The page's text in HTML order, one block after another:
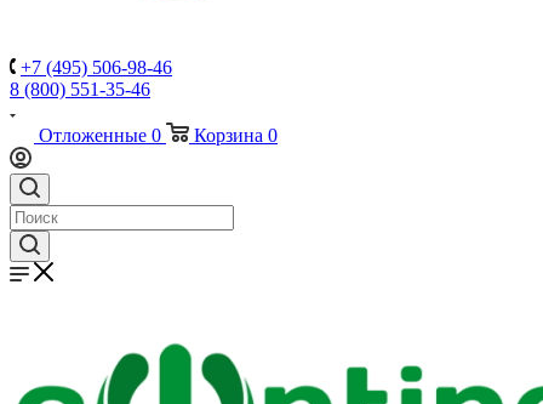
+7 (495) 506-98-46
8 (800) 551-35-46
Отложенные 0 Корзина 0